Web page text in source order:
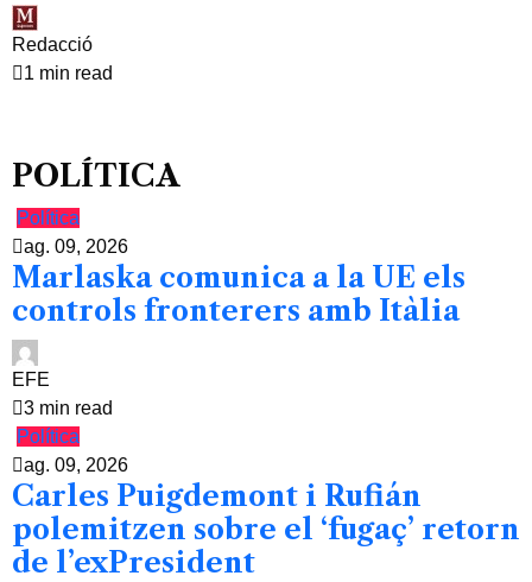
Redacció
1 min read
POLÍTICA
Política
ag. 09, 2026
Marlaska comunica a la UE els
controls fronterers amb Itàlia
EFE
3 min read
Política
ag. 09, 2026
Carles Puigdemont i Rufián
polemitzen sobre el ‘fugaç’ retorn
de l’exPresident